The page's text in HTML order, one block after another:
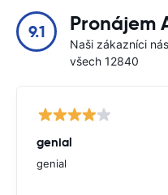
9.1 Pronájem
Naši zákazníci
všech 12840
genial
genial